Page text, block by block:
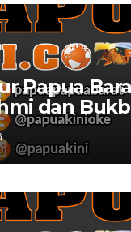
Papua
dan
DPR RI dan
di IPDN